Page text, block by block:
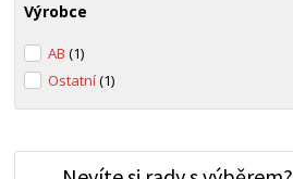
Výrobce
AB(1)
Ostatní(1)